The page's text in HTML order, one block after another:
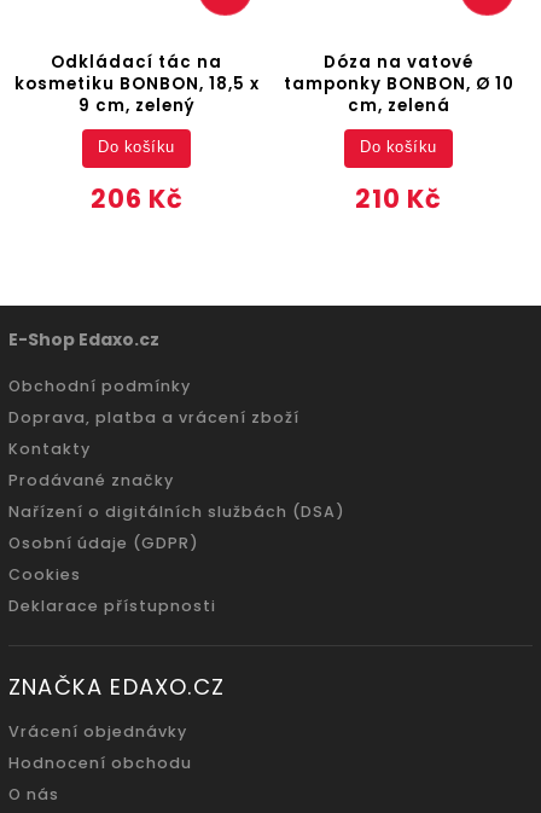
Odkládací tác na
kosmetiku BONBON, 18,5 x
9 cm, zelený
206 Kč
Do košíku
Dóza na vatové
tamponky BONBON, Ø 10
cm, zelená
210 Kč
Do košíku
E-Shop Edaxo.cz
Obchodní podmínky
Doprava, platba a vrácení zboží
Kontakty
Prodávané značky
Nařízení o digitálních službách (DSA)
Osobní údaje (GDPR)
Cookies
Deklarace přístupnosti
ZNAČKA EDAXO.CZ
Vrácení objednávky
Hodnocení obchodu
O nás